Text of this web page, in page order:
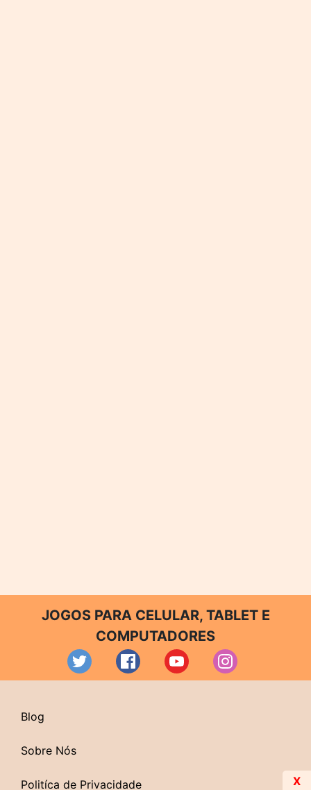
JOGOS PARA CELULAR, TABLET E
COMPUTADORES
Blog
Sobre Nós
Politíca de Privacidade X